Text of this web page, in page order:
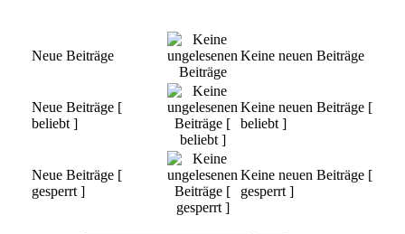
Neue Beiträge Keine neuen Beiträge
Neue Beiträge [
beliebt ]
Keine neuen Beiträge [
beliebt ]
Neue Beiträge [
gesperrt ]
Keine neuen Beiträge [
gesperrt ]